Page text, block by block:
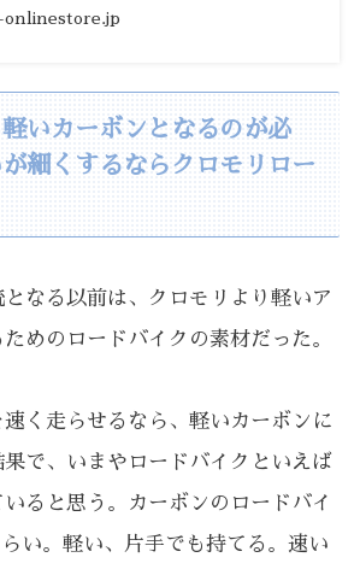
onlinestore.jp
いカーボンとなるのが必
細くするならクロモリロー
なる以前は、クロモリより軽いア
めのロードバイクの素材だった。
く走らせるなら、軽いカーボンに
で、いまやロードバイクといえば
ると思う。カーボンのロードバイ
い。軽い、片手でも持てる。速い